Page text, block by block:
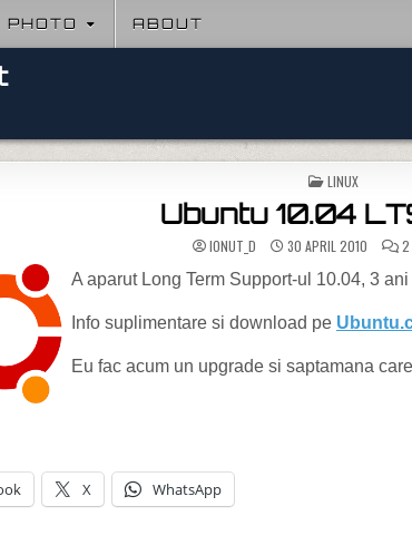
PHOTO ABOUT
POSTED IN
LINUX
Ubuntu 10.04
IONUT_D 30 APRIL 2010 2
A aparut Long Term Support-ul 10.04, 3
Info suplimentare si download pe
Eu fac acum un upgrade si saptamana
X WhatsApp